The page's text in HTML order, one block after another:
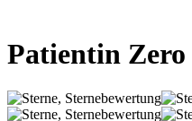
Patientin Zero